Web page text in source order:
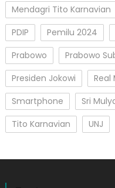
Mendagri Tito Karnavian
PDIP
Pemilu 2024
Prabowo
Prabowo
Presiden Jokowi
Real
Smartphone
Sri
Tito Karnavian
UNJ